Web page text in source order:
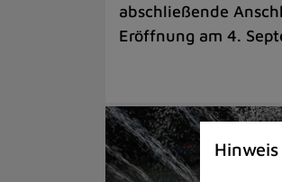
abschließende
Eröffnung am 4.